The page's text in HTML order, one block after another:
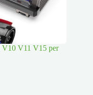
V10 V11 V15 per